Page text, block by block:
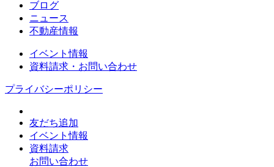
ブログ
ニュース
不動産情報
イベント情報
資料請求・お問い合わせ
プライバシーポリシー
友だち追加
イベント情報
資料請求
お問い合わせ